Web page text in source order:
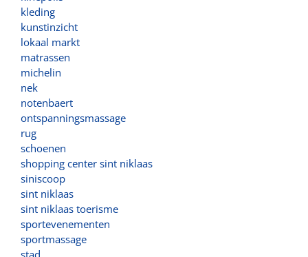
kleding
kunstinzicht
lokaal markt
matrassen
michelin
nek
notenbaert
ontspanningsmassage
rug
schoenen
shopping center sint niklaas
siniscoop
sint niklaas
sint niklaas toerisme
sportevenementen
sportmassage